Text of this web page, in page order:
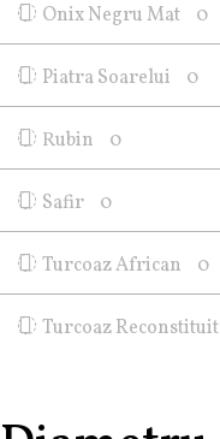
Onix Negru Mat 0
Piatra Soarelui 0
Rubin 0
Safir 0
Turcoaz African 0
Turcoaz Reconstituit